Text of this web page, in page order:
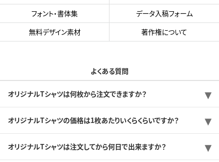
フォント・書体集
データ入稿フォーム
無料デザイン素材
著作権について
よくある質問
オリジナルTシャツは何枚から注文できますか？
オリジナルTシャツの価格は1枚あたりいくらくらいですか？
オリジナルTシャツは注文してから何日で出来ますか？